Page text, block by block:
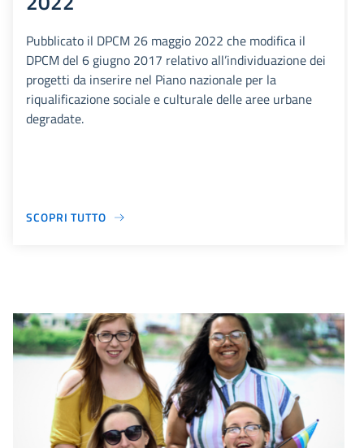
Pubblicato il DPCM 26 maggio 2022 che modifica il
DPCM del 6 giugno 2017 relativo all’individuazione dei
progetti da inserire nel Piano nazionale per la
riqualificazione sociale e culturale delle aree urbane
degradate.
SCOPRI TUTTO